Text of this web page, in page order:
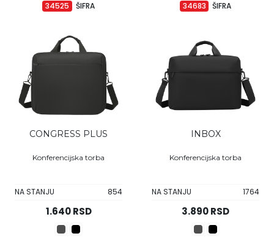
ŠIFRA
34525
CONGRESS PLUS
Konferencijska torba
NA STANJU 854
1.640 RSD
ŠIFRA
34683
INBOX
Konferencijska torba
NA STANJU 1764
3.890 RSD